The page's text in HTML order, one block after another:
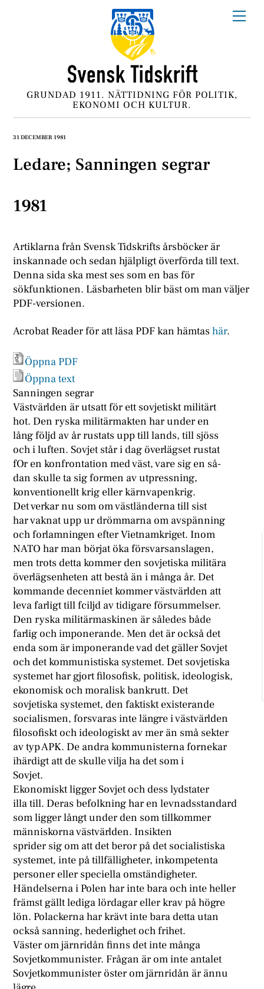
GRUNDAD 1911. NÄTTIDNING FÖR POLITIK,
EKONOMI OCH KULTUR.
31 DECEMBER 1981
Ledare; Sanningen segrar
1981
Artiklarna från Svensk Tidskrifts årsböcker är
inskannade och sedan hjälpligt överförda till text.
Denna sida ska mest ses som en bas för
sökfunktionen. Läsbarheten blir bäst om man väljer
PDF-versionen.
Acrobat Reader för att läsa PDF kan hämtashär.
Öppna PDF
Öppna text
Sanningen segrar
Västvärlden är utsatt för ett sovjetiskt militärt
hot. Den ryska militärmakten har under en
lång följd av år rustats upp till lands, till sjöss
och i luften. Sovjet står i dag överlägset rustat
fOr en konfrontation med väst, vare sig en så-
dan skulle ta sig formen av utpressning,
konventionellt krig eller kärnvapenkrig.
Det verkar nu som om västländerna till sist
har vaknat upp ur drömmarna om avspänning
och forlamningen efter Vietnamkriget. Inom
NATO har man börjat öka försvarsanslagen,
men trots detta kommer den sovjetiska militära
överlägsenheten att bestå än i många år. Det
kommande decenniet kommer västvärlden att
leva farligt till fciljd av tidigare försummelser.
Den ryska militärmaskinen är således både
farlig och imponerande. Men det är också det
enda som är imponerande vad det gäller Sovjet
och det kommunistiska systemet. Det sovjetiska
systemet har gjort filosofisk, politisk, ideologisk,
ekonomisk och moralisk bankrutt. Det
sovjetiska systemet, den faktiskt existerande
socialismen, forsvaras inte längre i västvärlden
filosofiskt och ideologiskt av mer än små sekter
av typ APK. De andra kommunisterna fornekar
ihärdigt att de skulle vilja ha det som i
Sovjet.
Ekonomiskt ligger Sovjet och dess lydstater
illa till. Deras befolkning har en levnadsstandard
som ligger långt under den som tillkommer
människorna västvärlden. Insikten
sprider sig om att det beror på det socialistiska
systemet, inte på tillfälligheter, inkompetenta
personer eller speciella omständigheter.
Händelserna i Polen har inte bara och inte heller
främst gällt lediga lördagar eller krav på högre
lön. Polackerna har krävt inte bara detta utan
också sanning, hederlighet och frihet.
Väster om järnridån finns det inte många
Sovjetkommunister. Frågan är om inte antalet
Sovjetkommunister öster om järnridån är ännu